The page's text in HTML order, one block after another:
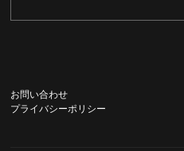
お問い合わせ
プライバシーポリシー